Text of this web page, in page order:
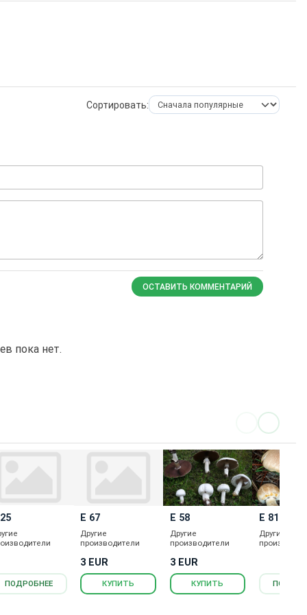
Сортировать:
ОСТАВИТЬ КОММЕНТАРИЙ
пока нет.
ПОДРОБНЕЕ
Е 67
Другие
производители
3 EUR
КУПИТЬ
Е 58
Другие
производители
3 EUR
КУПИТЬ
Е 812
Другие